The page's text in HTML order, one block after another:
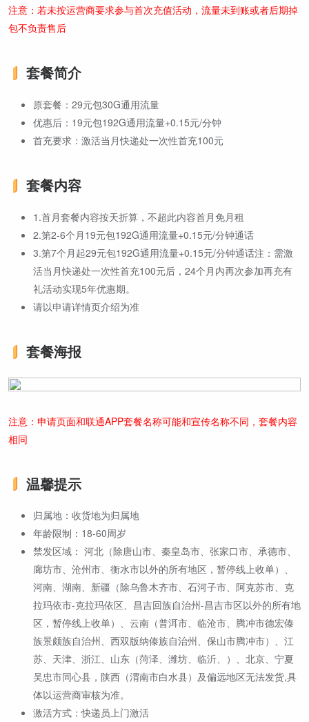
注意：若未按运营商要求参与首次充值活动，流量未到账或者后期掉
包不负责售后
套餐简介
原套餐：29元包30G通用流量
优惠后：19元包192G通用流量+0.15元/分钟
首充要求：激活当月快递处一次性首充100元
套餐内容
1.首月套餐内容按天折算，不超此内容首月免月租
2.第2-6个月19元包192G通用流量+0.15元/分钟通话
3.第7个月起29元包192G通用流量+0.15元/分钟通话注：需激
活当月快递处一次性首充100元后，24个月内再次参加再充有
礼活动实现5年优惠期。
请以申请详情页介绍为准
套餐海报
注意：申请页面和联通APP套餐名称可能和宣传名称不同，套餐内容
相同
温馨提示
归属地：收货地为归属地
年龄限制：18-60周岁
禁发区域： 河北（除唐山市、秦皇岛市、张家口市、承德市、
廊坊市、沧州市、衡水市以外的所有地区，暂停线上收单）、
河南、湖南、新疆（除乌鲁木齐市、石河子市、阿克苏市、克
拉玛依市-克拉玛依区、昌吉回族自治州-昌吉市区以外的所有地
区，暂停线上收单）、云南（普洱市、临沧市、腾冲市德宏傣
族景颇族自治州、西双版纳傣族自治州、保山市腾冲市）、江
苏、天津、浙江、山东（菏泽、潍坊、临沂、）、北京、宁夏
吴忠市同心县，陕西（渭南市白水县）及偏远地区无法发货,具
体以运营商审核为准。
激活方式：快递员上门激活